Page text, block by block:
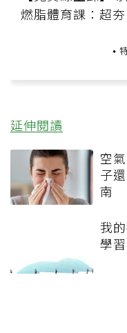
燃脂體育課：超
延伸閱讀
空
子
南
我
學